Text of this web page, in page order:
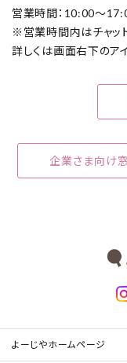
営業時間：10:00～
※営業時間内はチャッ
詳しくは画面右下のア
企業さま向け
よーじやホームページ